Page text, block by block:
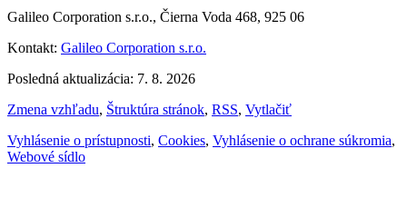
Galileo Corporation s.r.o., Čierna Voda 468, 925 06
Kontakt: Galileo Corporation s.r.o.
Posledná aktualizácia: 7. 8. 2026
Zmena vzhľadu, Štruktúra stránok, RSS, Vytlačiť
Vyhlásenie o prístupnosti, Cookies, Vyhlásenie o ochrane súkromia,
Webové sídlo